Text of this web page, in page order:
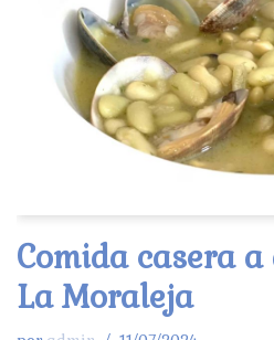
Comida casera
La Moraleja